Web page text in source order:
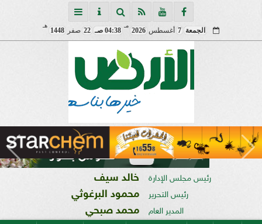
الجمعة 7 أغسطس 2026
مـ
04:38 صـ 22 صفر 1448
هـ
رئيس مجلس الإدارة خالد سيف
رئيس التحرير محمود البرغوثي
المدير العام محمد صبحي